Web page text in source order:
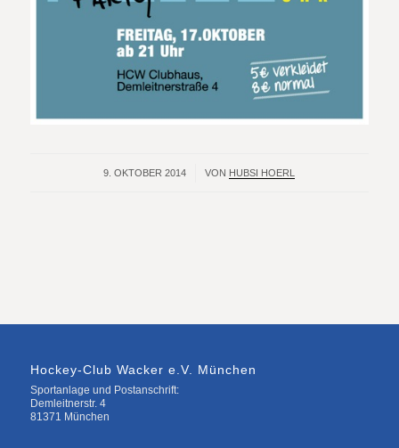
9. OKTOBER 2014
/ VON HUBSI HOERL
Hockey-Club Wacker e.V. München
Sportanlage und Postanschrift:
Demleitnerstr. 4
81371 München